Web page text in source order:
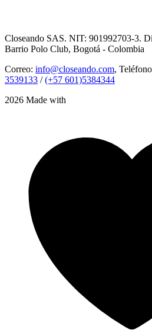
Closeando SAS. NIT: 901992703-3.
Barrio Polo Club, Bogotá - Colombia
Correo: info@closeando.com,
3539133 /(+57 601)5384344
2026 Made with